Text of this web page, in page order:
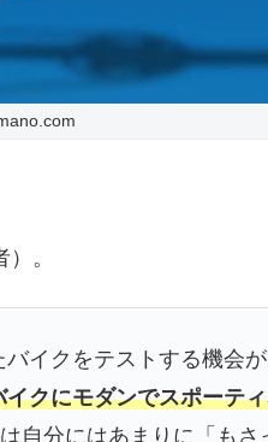
。
イクをテストする機会
イクにモダンでスポーテ
自分にはあまりに「もさ